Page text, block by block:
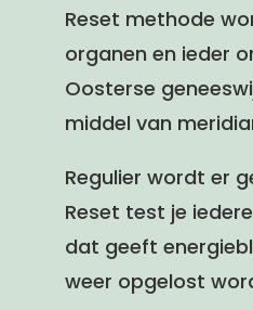
Reset methode
organen en ieder
Oosterse
middel van
Regulier wordt er
Reset test je
dat geeft
weer opgelost